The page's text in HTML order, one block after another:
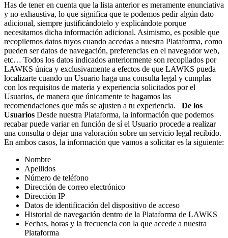
Has de tener en cuenta que la lista anterior es meramente enunciativa
y no exhaustiva, lo que significa que te podemos pedir algún dato
adicional, siempre justificándotelo y explicándote porque
necesitamos dicha información adicional. Asimismo, es posible que
recopilemos datos tuyos cuando accedas a nuestra Plataforma, como
pueden ser datos de navegación, preferencias en el navegador web,
etc… Todos los datos indicados anteriormente son recopilados por
LAWKS única y exclusivamente a efectos de que LAWKS pueda
localizarte cuando un Usuario haga una consulta legal y cumplas
con los requisitos de materia y experiencia solicitados por el
Usuarios, de manera que únicamente te hagamos las
recomendaciones que más se ajusten a tu experiencia. De los
Usuarios Desde nuestra Plataforma, la información que podemos
recabar puede variar en función de sí el Usuario procede a realizar
una consulta o dejar una valoración sobre un servicio legal recibido.
En ambos casos, la información que vamos a solicitar es la siguiente:
Nombre
Apellidos
Número de teléfono
Dirección de correo electrónico
Dirección IP
Datos de identificación del dispositivo de acceso
Historial de navegación dentro de la Plataforma de LAWKS
Fechas, horas y la frecuencia con la que accede a nuestra
Plataforma